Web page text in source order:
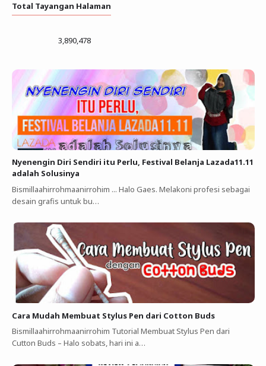
Total Tayangan Halaman
3,890,478
Nyenengin Diri Sendiri itu Perlu, Festival Belanja Lazada11.11
adalah Solusinya
Bismillaahirrohmaanirrohim ... Halo Gaes. Melakoni profesi sebagai
desain grafis untuk bu…
Cara Mudah Membuat Stylus Pen dari Cotton Buds
Bismillaahirrohmaanirrohim Tutorial Membuat Stylus Pen dari
Cutton Buds ‎–‎ Halo sobats, hari ini a…